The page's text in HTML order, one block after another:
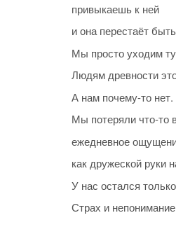
привыкаешь к ней
и она перестаёт
Мы просто уходим
Людям древности
А нам почему-то нет.
Мы потеряли что-то
ежедневное
как дружеской руки
У нас остался
Страх и